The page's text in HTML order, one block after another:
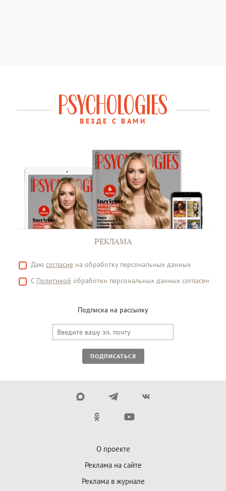
ВЕЗДЕ С ВАМИ
РЕКЛАМА
Даю согласие на обработку персональных данных
С Политикой обработки персональных данных согласен
Подписка на рассылку
ПОДПИСАТЬСЯ
О проекте
Реклама на сайте
Реклама в журнале